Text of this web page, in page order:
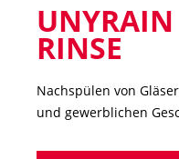
UNYRAIN
RINSE
Nachspülen von
und gewerblichen